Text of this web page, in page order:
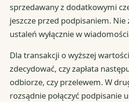
sprzedawany z dodatkowymi
jeszcze przed podpisaniem.
ustaleń wyłącznie w
Dla transakcji o wyższej
zdecydować, czy zapłata
odbiorze, czy przelewem. W
rozsądnie połączyć podpisanie